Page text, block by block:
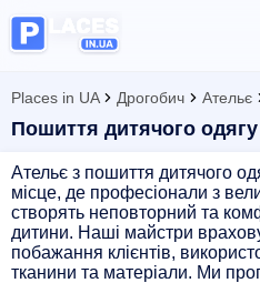
Places in UA Дрогобич Ательє
Пошиття дитячого
Ательє з пошиття дитячого
місце, де професіонали з
створять неповторний та
дитини. Наші майстри
побажання клієнтів,
тканини та матеріали. Ми